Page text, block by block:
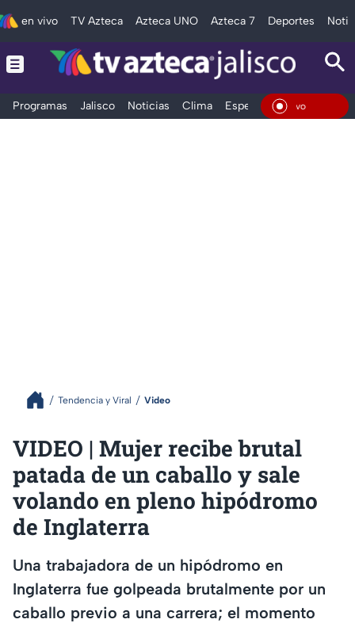
en vivo TV Azteca Azteca UNO Azteca 7 Deportes
Programas Jalisco Noticias Clima Espectáculos Deportes
En Vivo
Tendencia y Viral Video
VIDEO | Mujer recibe brutal
patada de un caballo y sale
volando en pleno hipódromo
de Inglaterra
Una trabajadora de un hipódromo en
Inglaterra fue golpeada brutalmente por un
caballo previo a una carrera; el momento